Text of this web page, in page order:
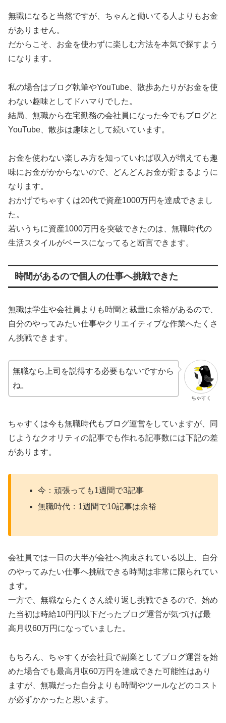
無職になると当然ですが、ちゃんと働いてる人よりもお金
がありません。
だからこそ、お金を使わずに楽しむ方法を本気で探すよう
になります。
私の場合はブログ執筆やYouTube、散歩あたりがお金を使
わない趣味としてドハマりでした。
結局、無職から在宅勤務の会社員になった今でもブログと
YouTube、散歩は趣味として続いています。
お金を使わない楽しみ方を知っていれば収入が増えても趣
味にお金がかからないので、どんどんお金が貯まるように
なります。
おかげでちゃすくは20代で資産1000万円を達成できまし
た。
若いうちに資産1000万円を突破できたのは、無職時代の
生活スタイルがベースになってると断言できます。
時間があるので個人の仕事へ挑戦できた
無職は学生や会社員よりも時間と裁量に余裕があるので、
自分のやってみたい仕事やクリエイティブな作業へたくさ
ん挑戦できます。
ちゃすく
無職なら上司を説得する必要もないですから
ね。
ちゃすくは今も無職時代もブログ運営をしていますが、同
じようなクオリティの記事でも作れる記事数には下記の差
があります。
今：頑張っても1週間で3記事
無職時代：1週間で10記事は余裕
会社員では一日の大半が会社へ拘束されている以上、自分
のやってみたい仕事へ挑戦できる時間は非常に限られてい
ます。
一方で、無職ならたくさん繰り返し挑戦できるので、始め
た当初は時給10円円以下だったブログ運営が気づけば最
高月収60万円になっていました。
もちろん、ちゃすくが会社員で副業としてブログ運営を始
めた場合でも最高月収60万円を達成できた可能性はあり
ますが、無職だった自分よりも時間やツールなどのコスト
が必ずかかったと思います。